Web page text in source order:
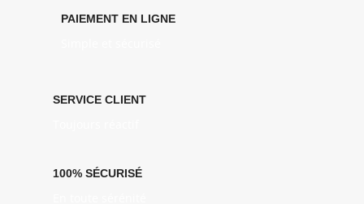
PAIEMENT EN LIGNE
SERVICE CLIENT
100% SÉCURISÉ